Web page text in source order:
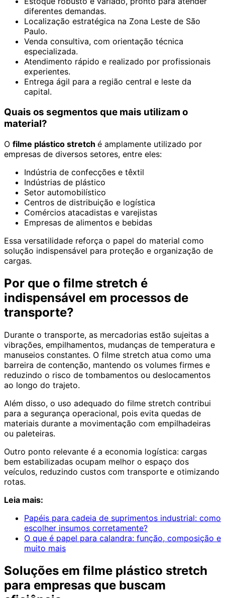
diferentes demandas.
Localização estratégica na Zona Leste de São
Paulo.
Venda consultiva, com orientação técnica
especializada.
Atendimento rápido e realizado por profissionais
experientes.
Entrega ágil para a região central e leste da
capital.
Quais os segmentos que mais utilizam o
material?
O filme plástico stretch é amplamente utilizado por
empresas de diversos setores, entre eles:
Indústria de confecções e têxtil
Indústrias de plástico
Setor automobilístico
Centros de distribuição e logística
Comércios atacadistas e varejistas
Empresas de alimentos e bebidas
Essa versatilidade reforça o papel do material como
solução indispensável para proteção e organização de
cargas.
Por que o filme stretch é
indispensável em processos de
transporte?
Durante o transporte, as mercadorias estão sujeitas a
vibrações, empilhamentos, mudanças de temperatura e
manuseios constantes. O filme stretch atua como uma
barreira de contenção, mantendo os volumes firmes e
reduzindo o risco de tombamentos ou deslocamentos
ao longo do trajeto.
Além disso, o uso adequado do filme stretch contribui
para a segurança operacional, pois evita quedas de
materiais durante a movimentação com empilhadeiras
ou paleteiras.
Outro ponto relevante é a economia logística: cargas
bem estabilizadas ocupam melhor o espaço dos
veículos, reduzindo custos com transporte e otimizando
rotas.
Leia mais:
Papéis para cadeia de suprimentos industrial: como
escolher insumos corretamente?
O que é papel para calandra: função, composição e
muito mais
Soluções em filme plástico stretch
para empresas que buscam